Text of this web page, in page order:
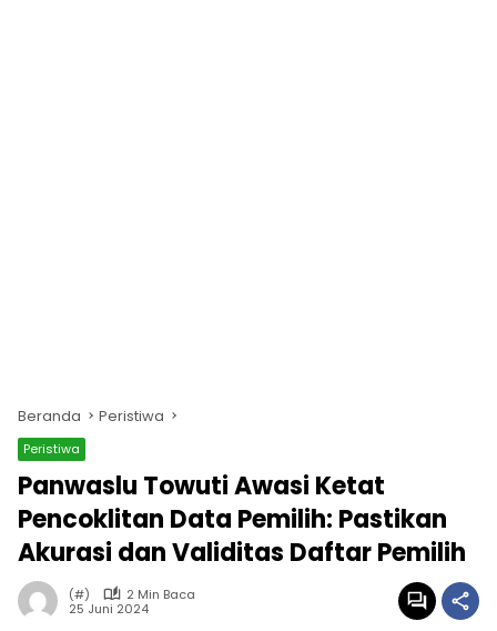
Beranda Peristiwa
Peristiwa
Panwaslu Towuti Awasi Ketat
Pencoklitan Data Pemilih: Pastikan
Akurasi dan Validitas Daftar Pemilih
(#)
2 Min Baca
25 Juni 2024